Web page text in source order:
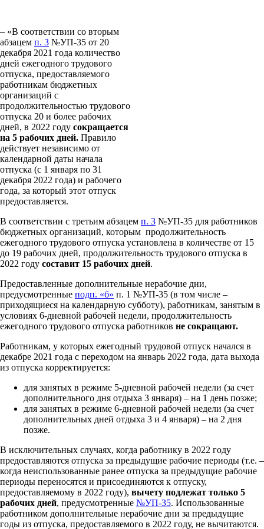
– «В соответствии со вторым
абзацем п. 3 №УП-35 от 20
декабря 2021 года количество
дней ежегодного трудового
отпуска, предоставляемого
работникам бюджетных
организаций с
продолжительностью трудового
отпуска 20 и более рабочих
дней, в 2022 году сокращается
на 5 рабочих дней. Правило
действует независимо от
календарной даты начала
отпуска (с 1 января по 31
декабря 2022 года) и рабочего
года, за который этот отпуск
предоставляется.
В соответствии с третьим абзацем п. 3 №УП-35 для работников
бюджетных организаций, которым продолжительность
ежегодного трудового отпуска установлена в количестве от 15
до 19 рабочих дней, продолжительность трудового отпуска в
2022 году составит 15 рабочих дней.
Предоставленные дополнительные нерабочие дни,
предусмотренные подп. «б» п. 1 №УП-35 (в том числе –
приходящиеся на календарную субботу), работникам, занятым в
условиях 6-дневной рабочей недели, продолжительность
ежегодного трудового отпуска работников не сокращают.
Работникам, у которых ежегодный трудовой отпуск начался в
декабре 2021 года с переходом на январь 2022 года, дата выхода
из отпуска корректируется:
для занятых в режиме 5-дневной рабочей недели (за счет
дополнительного дня отдыха 3 января) – на 1 день позже;
для занятых в режиме 6-дневной рабочей недели (за счет
дополнительных дней отдыха 3 и 4 января) – на 2 дня
позже.
В исключительных случаях, когда работнику в 2022 году
предоставляются отпуска за предыдущие рабочие периоды (т.е. –
когда неиспользованные ранее отпуска за предыдущие рабочие
периоды переносятся и присоединяются к отпуску,
предоставляемому в 2022 году), вычету подлежат только 5
рабочих дней, предусмотренные №УП-35. Использованные
работником дополнительные нерабочие дни за предыдущие
годы из отпуска, предоставляемого в 2022 году, не вычитаются.